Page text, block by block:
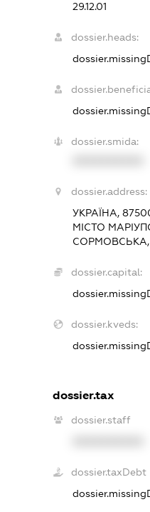
29.12.01
dossier.heads:
dossier.smida:
dossier.address:
УКРАЇНА,
МІСТО
СОРМОВСЬКА,
dossier.capital:
dossier.kveds:
dossier.tax
dossier.staff
dossier.taxDebt